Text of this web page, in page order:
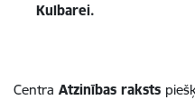
Kulbarei.
Centra Atzinības raksts